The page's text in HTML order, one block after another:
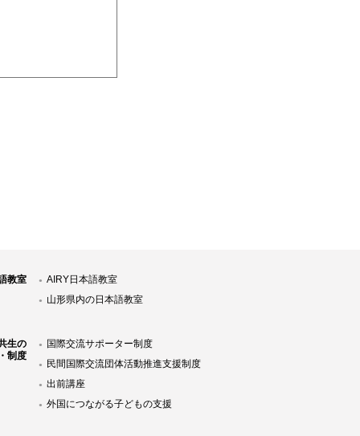
教室
AIRY日本語教室
山形県内の日本語教室
生の
制度
国際交流サポーター制度
民間国際交流団体活動推進支援制度
出前講座
外国につながる子どもの支援